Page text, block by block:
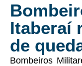
Itaberaí
de
Bombeiros